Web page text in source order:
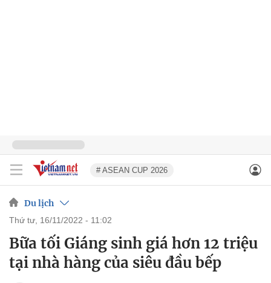
# ASEAN CUP 2026
Du lịch
thứ tư, 16/11/2022 - 11:02
Bữa tối Giáng sinh giá hơn 12 triệu
tại nhà hàng của siêu đầu bếp